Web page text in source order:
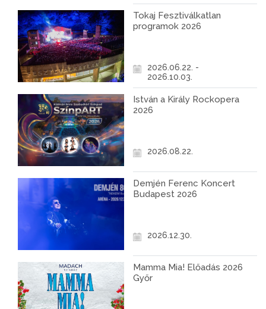
Tokaj Fesztiválkatlan
programok 2026
2026.06.22. -
2026.10.03.
István a Király Rockopera
2026
2026.08.22.
Demjén Ferenc Koncert
Budapest 2026
2026.12.30.
Mamma Mia! Előadás 2026
Győr